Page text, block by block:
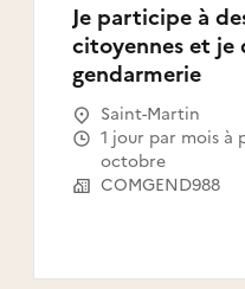
Je participe à
citoyennes et je
gendarmerie
Saint-Martin
1 jour par mois à partir du 9
octobre
COMGEND988